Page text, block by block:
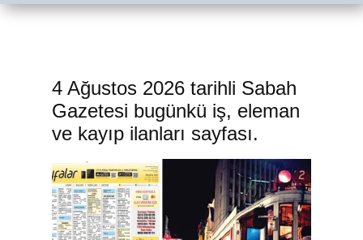
4 Ağustos 2026 tarihli Sabah
Gazetesi bugünkü iş, eleman
ve kayıp ilanları sayfası.